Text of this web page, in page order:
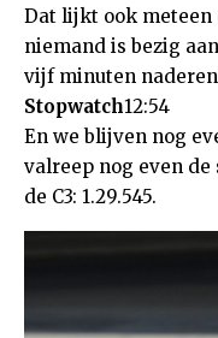
Dat lijkt ook
niemand is bezig
vijf minuten
Stopwatch12:54
En we blijven nog
valreep nog even
de C3: 1.29.545.